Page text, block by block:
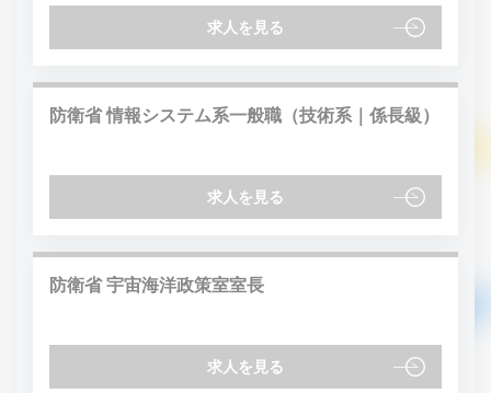
求人を見る
防衛省 情報システム系一般職（技術系｜係長級）
求人を見る
防衛省 宇宙海洋政策室室長
求人を見る